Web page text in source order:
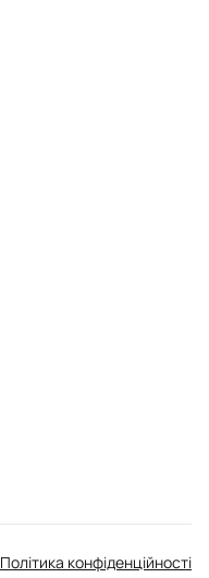
Політика конфіденційності